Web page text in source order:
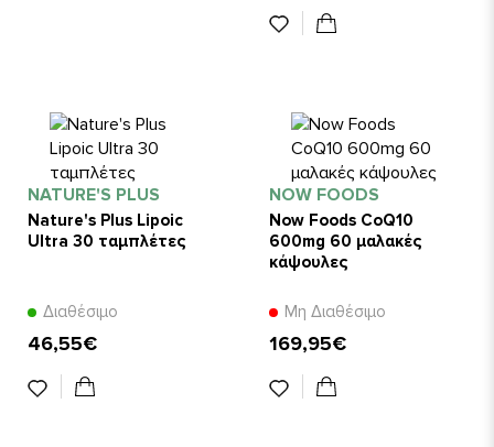
NATURE'S PLUS
Nature's Plus Lipoic
Ultra 30 ταμπλέτες
Διαθέσιμο
46,55€
NOW FOODS
Now Foods CoQ10
600mg 60 μαλακές
κάψουλες
Μη Διαθέσιμο
169,95€